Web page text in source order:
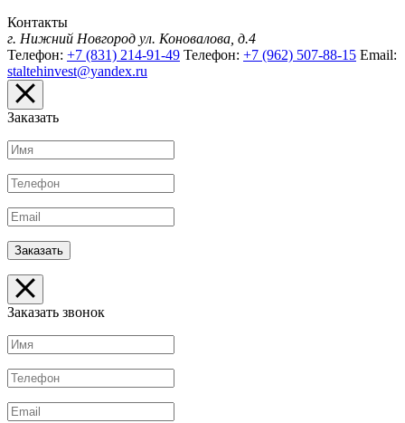
Контакты
г. Нижний Новгород ул. Коновалова, д.4
Телефон: +7 (831) 214-91-49 Телефон: +7 (962) 507-88-15 Email:
staltehinvest@yandex.ru
Заказать
Заказать звонок